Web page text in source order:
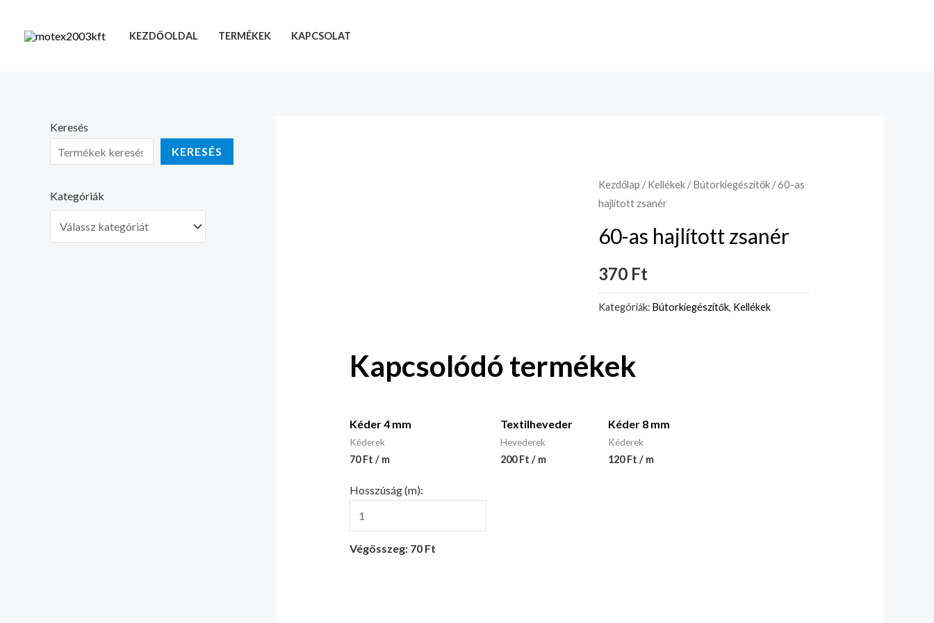
KEZDŐOLDAL TERMÉKEK KAPCSOLAT
Keresés
KERESÉS
Kategóriák
Kezdőlap /Kellékek/Bútorkiegészítők/ 60-as
hajlított zsanér
60-as hajlított zsanér
370 Ft
Kategóriák: Bútorkiegészítők, Kellékek
Kapcsolódó termékek
Kéder 4 mm
Kéderek
70 Ft / m
Hosszúság (m):
Végösszeg: 70 Ft
Textilheveder
Hevederek
200 Ft / m
Kéder 8 mm
Kéderek
120 Ft / m